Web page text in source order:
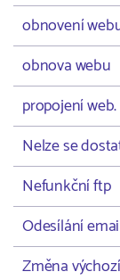
obnovení
obnova webu
propojení
Nelze se
Nefunkční ftp
Odesílání
Změna